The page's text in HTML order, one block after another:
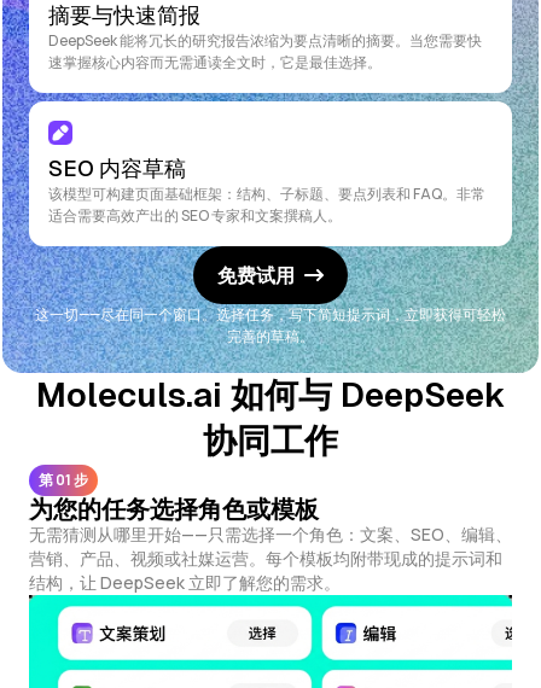
摘要与快速简报
DeepSeek 能将冗长的研究报告浓缩为要点清晰的摘要。当您需要快
速掌握核心内容而无需通读全文时，它是最佳选择。
SEO 内容草稿
该模型可构建页面基础框架：结构、子标题、要点列表和 FAQ。非常
适合需要高效产出的 SEO 专家和文案撰稿人。
免费试用
这一切——尽在同一个窗口。选择任务，写下简短提示词，立即获得可轻松
完善的草稿。
Moleculs.ai 如何与 DeepSeek
协同工作
第 01 步
为您的任务选择角色或模板
无需猜测从哪里开始——只需选择一个角色：文案、SEO、编辑、
营销、产品、视频或社媒运营。每个模板均附带现成的提示词和
结构，让 DeepSeek 立即了解您的需求。